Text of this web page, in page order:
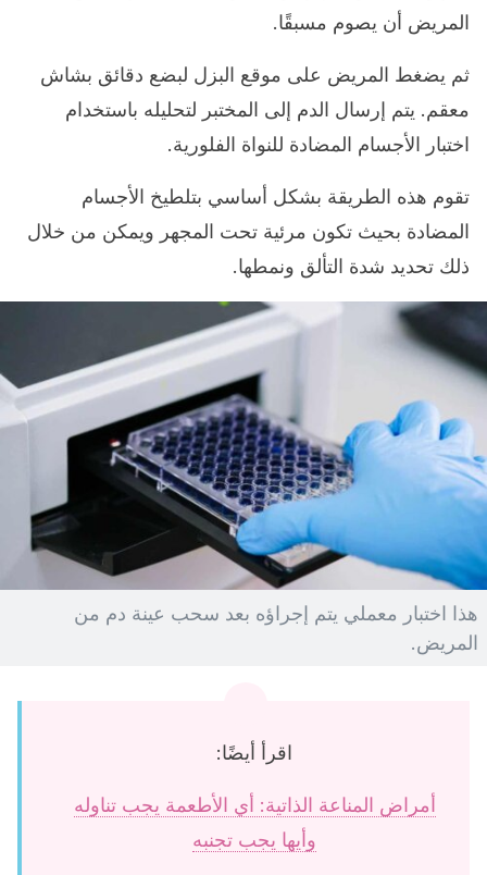
المريض أن يصوم مسبقًا.
ثم يضغط المريض على موقع البزل لبضع دقائق بشاش
معقم. يتم إرسال الدم إلى المختبر لتحليله باستخدام
اختبار الأجسام المضادة للنواة الفلورية.
تقوم هذه الطريقة بشكل أساسي بتلطيخ الأجسام
المضادة بحيث تكون مرئية تحت المجهر ويمكن من خلال
ذلك تحديد شدة التألق ونمطها.
هذا اختبار معملي يتم إجراؤه بعد سحب عينة دم من
المريض.
اقرأ أيضًا:
أمراض المناعة الذاتية: أي الأطعمة يجب تناوله
وأيها يجب تجنبه